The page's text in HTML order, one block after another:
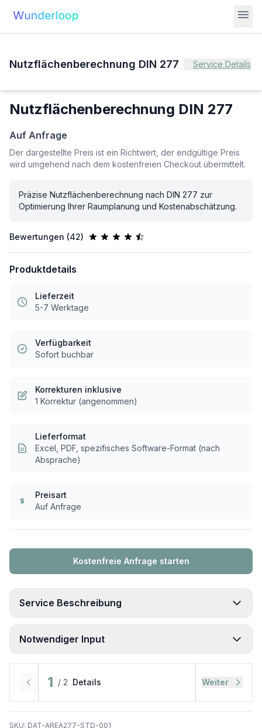
menu
Nutzflächenberechnung DIN 277 Service Details
Nutzflächenberechnung DIN 277
Auf Anfrage
Der dargestellte Preis ist ein Richtwert, der endgültige Preis
wird umgehend nach dem kostenfreien Checkout übermittelt.
Präzise Nutzflächenberechnung nach DIN 277 zur
Optimierung Ihrer Raumplanung und Kostenabschätzung.
Bewertungen (42)
Produktdetails
Lieferzeit
5-7 Werktage
Verfügbarkeit
Sofort buchbar
Korrekturen inklusive
1 Korrektur (angenommen)
Lieferformat
Excel, PDF, spezifisches Software-Format (nach
Absprache)
Preisart
Auf Anfrage
Kostenfreie Anfrage starten
Service Beschreibung
Notwendiger Input
1 / 2 Details Weiter
SKU: DAT-AREA277-STD-001